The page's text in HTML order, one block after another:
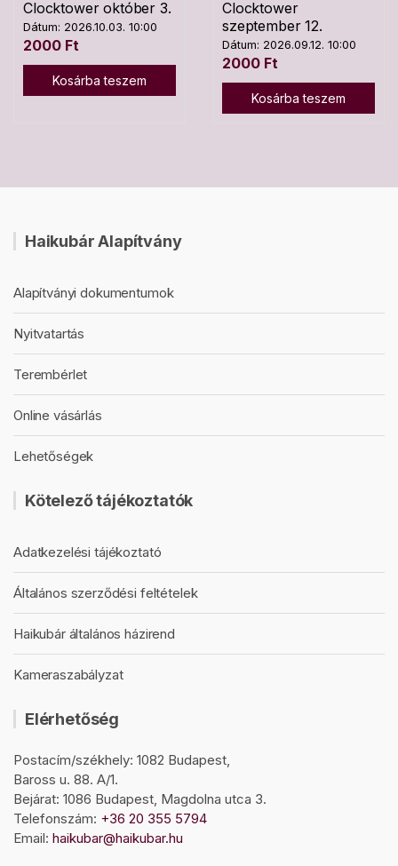
Clocktower október 3.
Dátum: 2026.10.03. 10:00
2000 Ft
Kosárba teszem
Clocktower
szeptember 12.
Dátum: 2026.09.12. 10:00
2000 Ft
Kosárba teszem
Haikubár Alapítvány
Alapítványi dokumentumok
Nyitvatartás
Terembérlet
Online vásárlás
Lehetőségek
Kötelező tájékoztatók
Adatkezelési tájékoztató
Általános szerződési feltételek
Haikubár általános házirend
Kameraszabályzat
Elérhetőség
Postacím/székhely: 1082 Budapest,
Baross u. 88. A/1.
Bejárat: 1086 Budapest, Magdolna utca 3.
Telefonszám: +36 20 355 5794
Email: haikubar@haikubar.hu